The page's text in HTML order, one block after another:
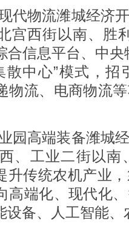
代物流潍城经济
宫西街以南、胜
合信息平台、中央
中心”模式，招
物流、电商物流
园高端装备潍城
、工业二街以南
升传统农机产业
高端化、现代化
设备、人工智能